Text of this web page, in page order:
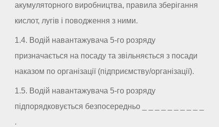
акумуляторного виробництва, правила зберігання
кислот, лугів і поводження з ними.
1.4. Водій навантажувача 5-го розряду
призначається на посаду та звільняється з посади
наказом по організації (підприємству/організації).
1.5. Водій навантажувача 5-го розряду
підпорядковується безпосередньо _ _ _ _ _ _ _ _ _ _
.